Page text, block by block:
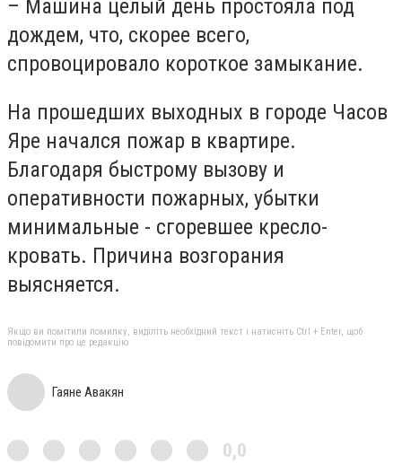
– Машина целый день простояла под
дождем, что, скорее всего,
спровоцировало короткое замыкание.
На прошедших выходных в городе Часов
Яре начался пожар в квартире.
Благодаря быстрому вызову и
оперативности пожарных, убытки
минимальные - сгоревшее кресло-
кровать. Причина возгорания
выясняется.
Якщо ви помітили помилку, виділіть необхідний текст і натисніть Ctrl + Enter, щоб
повідомити про це редакцію
Гаяне Авакян
0,0